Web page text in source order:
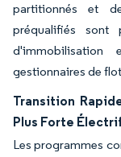
partitionnés et
préqualifiés sont
gestionnaires de
Transition
Plus Forte
Les programmes